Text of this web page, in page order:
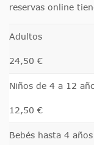
reservas online
Adultos
24,50 €
Niños de 4 a 12
12,50 €
Bebés hasta 4 años